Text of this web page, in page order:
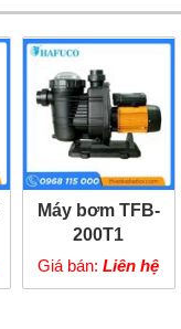
Máy bơm TFB-
200T1
Giá bán:Liên hệ